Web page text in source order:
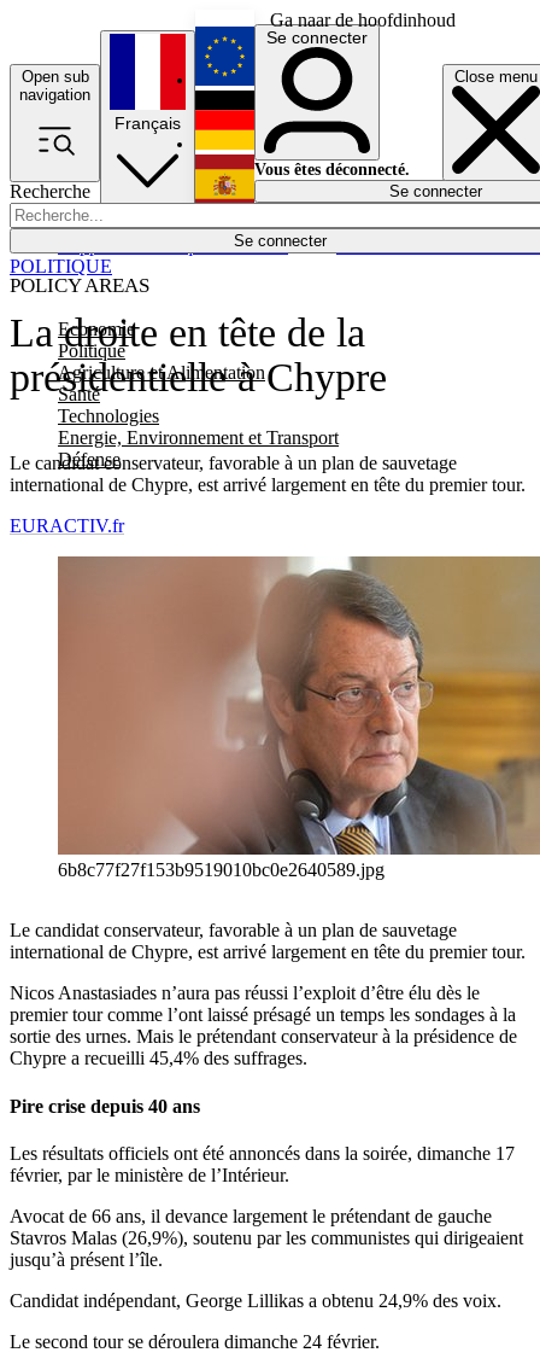
Ga naar de hoofdinhoud
Open sub
navigation
Close menu
Recherche
Se connecter
POLICY AREAS
Economie
Politique
Agriculture et Alimentation
Santé
Technologies
Energie, Environnement et Transport
Défense
Économie
Français
English
Deutsch
Español
Se connecter
Vous êtes déconnecté.
Se connecter
La droite en tête de la
présidentielle à Chypre
Le candidat conservateur, favorable à un plan de sauvetage
international de Chypre, est arrivé largement en tête du premier tour.
POLITIQUE
EURACTIV.fr
6b8c77f27f153b9519010bc0e2640589.jpg
Le candidat conservateur, favorable à un plan de sauvetage
international de Chypre, est arrivé largement en tête du premier tour.
Nicos Anastasiades n’aura pas réussi l’exploit d’être élu dès le
premier tour comme l’ont laissé présagé un temps les sondages à la
sortie des urnes. Mais le prétendant conservateur à la présidence de
Chypre a recueilli 45,4% des suffrages.
Pire crise depuis 40 ans
Les résultats officiels ont été annoncés dans la soirée, dimanche 17
février, par le ministère de l’Intérieur.
Avocat de 66 ans, il devance largement le prétendant de gauche
Stavros Malas (26,9%), soutenu par les communistes qui dirigeaient
jusqu’à présent l’île.
Candidat indépendant, George Lillikas a obtenu 24,9% des voix.
Le second tour se déroulera dimanche 24 février.